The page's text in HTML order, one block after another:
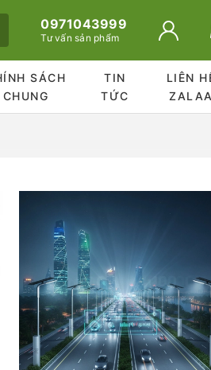
0971043999
Tư vấn sản phẩm
SÁCH
CHUNG
TIN
TỨC
LIÊN
ZALAA